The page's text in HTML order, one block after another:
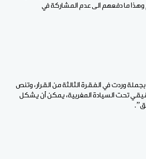
وهذا ما دفعهم الى عدم المشاركة في
بجملة وردت في الفقرة الثالثة من القرار، وتنص
تحت السيادة المغربية، يمكن أن يشكل